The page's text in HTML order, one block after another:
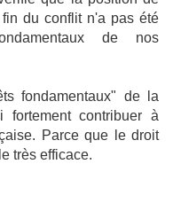
du conflit n'a pas été
de nos
fondamentaux" de la
fortement contribuer à
Parce que le droit
très efficace.